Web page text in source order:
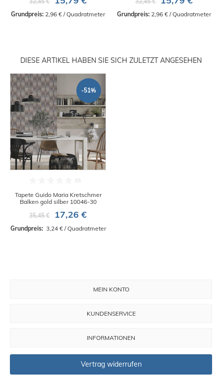
Grundpreis: 2,96 € / Quadratmeter Grundpreis: 2,96 € / Quadratmeter
DIESE ARTIKEL HABEN SIE SICH ZULETZT ANGESEHEN
-51%
Tapete Guido Maria Kretschmer
Balken gold silber 10046-30
35,45 €
17,26 €
Grundpreis: 3,24 € / Quadratmeter
MEIN KONTO
KUNDENSERVICE
INFORMATIONEN
Vertrag widerrufen